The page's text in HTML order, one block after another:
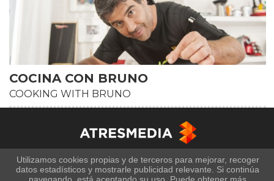
COCINA CON BRUNO
COOKING WITH BRUNO
Copyright © Atresmedia Corporación de Medios de
Utilizamos cookies propias y de terceros para mejorar, recoger
datos estadísticos y mostrarle publicidad relevante. Si continúa